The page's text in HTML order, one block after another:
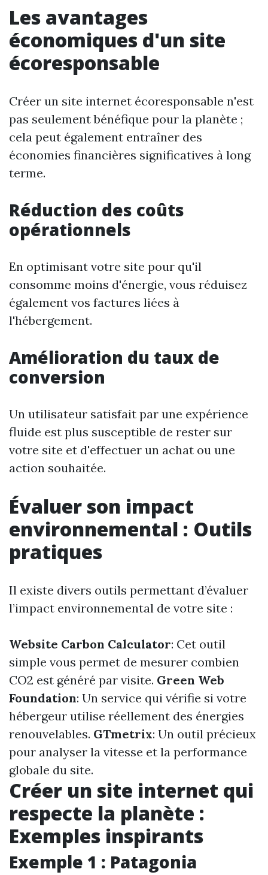
Les avantages
économiques d'un site
écoresponsable
Créer un site internet écoresponsable n'est
pas seulement bénéfique pour la planète ;
cela peut également entraîner des
économies financières significatives à long
terme.
Réduction des coûts
opérationnels
En optimisant votre site pour qu'il
consomme moins d'énergie, vous réduisez
également vos factures liées à
l'hébergement.
Amélioration du taux de
conversion
Un utilisateur satisfait par une expérience
fluide est plus susceptible de rester sur
votre site et d'effectuer un achat ou une
action souhaitée.
Évaluer son impact
environnemental : Outils
pratiques
Il existe divers outils permettant d’évaluer
l’impact environnemental de votre site :
Website Carbon Calculator: Cet outil
simple vous permet de mesurer combien
CO2 est généré par visite. Green Web
Foundation: Un service qui vérifie si votre
hébergeur utilise réellement des énergies
renouvelables. GTmetrix: Un outil précieux
pour analyser la vitesse et la performance
globale du site.
Créer un site internet qui
respecte la planète :
Exemples inspirants
Exemple 1 : Patagonia